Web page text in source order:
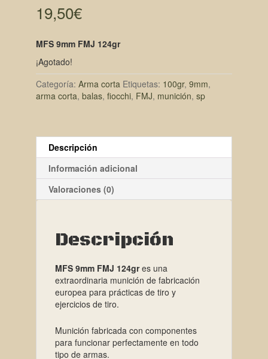
19,50€
MFS 9mm FMJ 124gr
¡Agotado!
Categoría: Arma corta Etiquetas: 100gr, 9mm,
arma corta, balas, fiocchi, FMJ, munición, sp
Descripción
Información adicional
Valoraciones (0)
Descripción
MFS 9mm FMJ 124gres una
extraordinaria munición de fabricación
europea para prácticas de tiro y
ejercicios de tiro.
Munición fabricada con componentes
para funcionar perfectamente en todo
tipo de armas.